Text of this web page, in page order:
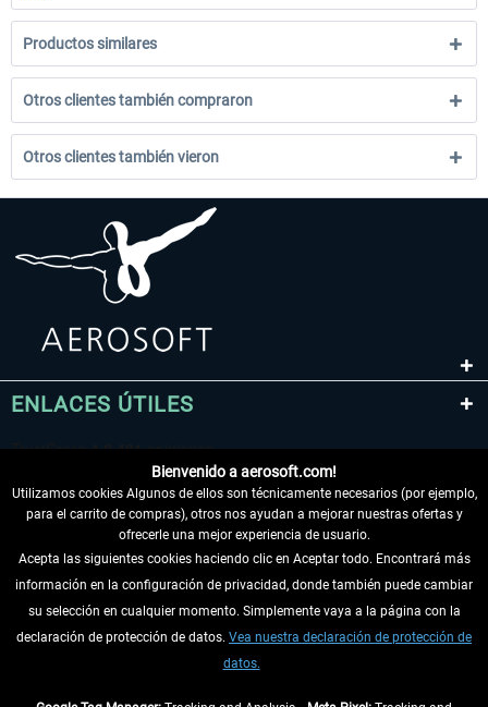
Productos similares
Otros clientes también compraron
Otros clientes también vieron
ENLACES ÚTILES
DESISTIR DEL CONTRATO
INFORMACIÓN
Bienvenido a aerosoft.com!
Utilizamos cookies Algunos de ellos son técnicamente necesarios (por ejemplo,
para el carrito de compras), otros nos ayudan a mejorar nuestras ofertas y
ofrecerle una mejor experiencia de usuario.
Acepta las siguientes cookies haciendo clic en Aceptar todo. Encontrará más
información en la configuración de privacidad, donde también puede cambiar
su selección en cualquier momento. Simplemente vaya a la página con la
declaración de protección de datos. Vea nuestra declaración de protección de
datos.